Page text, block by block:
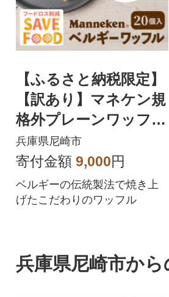
【ふるさと納税限定】
【訳あり】マネケン規
格外プレーンワッフル
冷凍20個入り (TFRK-P
20)
兵庫県尼崎市
寄付金額 9,000円
ベルギーの伝統製法で焼き上
げたこだわりのワッフル
兵庫県尼崎市か